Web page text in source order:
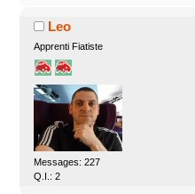
Leo
Apprenti Fiatiste
Messages: 227
Q.I.: 2